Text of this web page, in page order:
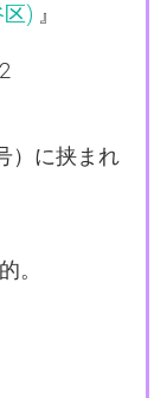
) 』
）に挟まれ
。